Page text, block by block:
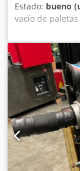
Estado: bueno
vacío de
paletas
100 1,00 L
503 Estado:
(Nos
correcciones
Djdpfx
encantados
un pedido por